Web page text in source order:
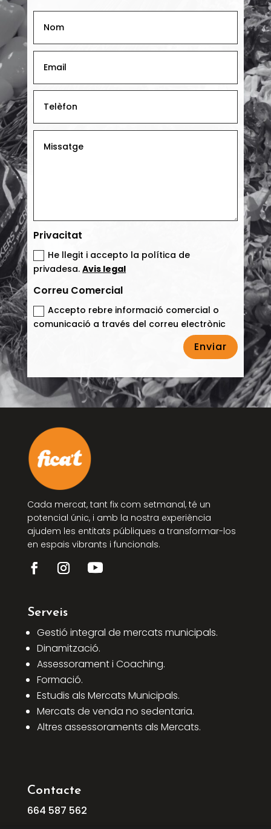
Privacitat
He llegit i accepto la política de
privadesa.Avis legal
Correu Comercial
Accepto rebre informació comercial o
comunicació a través del correu electrònic
Enviar
Cada mercat, tant fix com setmanal, té un
potencial únic, i amb la nostra experiència
ajudem les entitats públiques a transformar-los
en espais vibrants i funcionals.
Serveis
Gestió integral de mercats municipals.
Dinamització.
Assessorament i Coaching.
Formació.
Estudis als Mercats Municipals.
Mercats de venda no sedentaria.
Altres assessoraments als Mercats.
Contacte
664 587 562